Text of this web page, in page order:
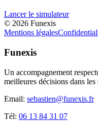
Lancer le simulateur
© 2026 Funexis
Mentions légales
Funexis
Un accompagnement
meilleures décisions dans
Email: sebastien@funexis.fr
Tél: 06 13 84 31 07